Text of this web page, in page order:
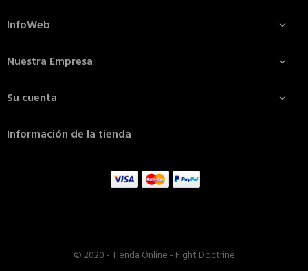
InfoWeb 
Nuestra Empresa 
Su cuenta 
Información de la tienda
© 2020 - Tienda Online - Fight Doctrine